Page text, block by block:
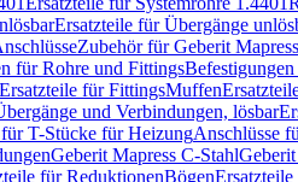
Ersatzteile für Übergänge
Zubehör für Geberit
für Rohre und Fittings
Ersatzteile für FittingsMuffen
und Verbindungen, lösbar
T-Stücke für HeizungAnschlüsse
Geberit Mapress C-Stahl
für ReduktionenBögen